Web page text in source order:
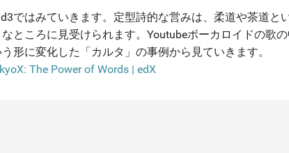
ではみていきます。定型詩的な営みは、柔道や茶道
ところに見受けられます。Youtubeボーカロイドの歌
形に変化した「カルタ」の事例から見ていきます。
The Power of Words | edX